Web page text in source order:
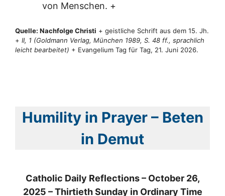
von Menschen. +
Quelle: Nachfolge Christi + geistliche Schrift aus dem 15. Jh.
+ II, 1 (Goldmann Verlag, München 1989, S. 48 ff., sprachlich
leicht bearbeitet) + Evangelium Tag für Tag, 21. Juni 2026.
Humility in Prayer – Beten
in Demut
Catholic Daily Reflections – October 26,
2025 – Thirtieth Sunday in Ordinary Time